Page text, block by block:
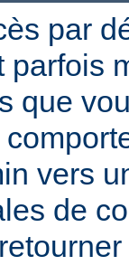
par
parfois
que
vers
de